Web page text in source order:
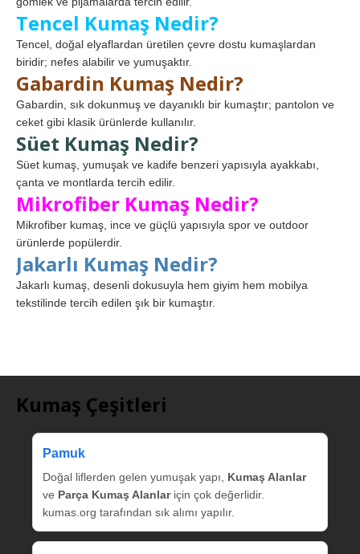
Tencel Kumaş Nedir?
Tencel, doğal elyaflardan üretilen çevre dostu kumaşlardan
biridir; nefes alabilir ve yumuşaktır.
Gabardin Kumaş Nedir?
Gabardin, sık dokunmuş ve dayanıklı bir kumaştır; pantolon ve
ceket gibi klasik ürünlerde kullanılır.
Süet Kumaş Nedir?
Süet kumaş, yumuşak ve kadife benzeri yapısıyla ayakkabı,
çanta ve montlarda tercih edilir.
Mikrofiber Kumaş Nedir?
Mikrofiber kumaş, ince ve güçlü yapısıyla spor ve outdoor
ürünlerde popülerdir.
Jakarlı Kumaş Nedir?
Jakarlı kumaş, desenli dokusuyla hem giyim hem mobilya
tekstilinde tercih edilen şık bir kumaştır.
Kumaş Çeşitleri
Pamuk
Doğal liflerden gelen yumuşak yapı, Kumaş Alanlar
ve Parça Kumaş Alanlariçin çok değerlidir.
kumas.org tarafından sık alımı yapılır.